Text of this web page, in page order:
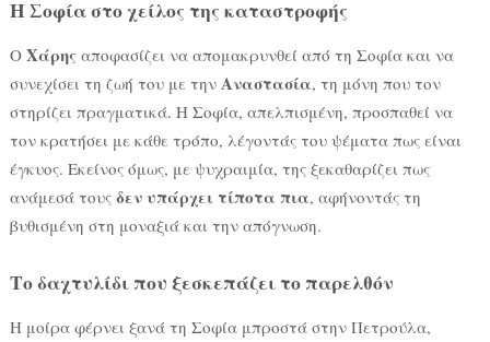
Η Σοφία στο χείλος της καταστροφής
Ο Χάρης αποφασίζει να απομακρυνθεί από τη Σοφία και να
συνεχίσει τη ζωή του με την Αναστασία, τη μόνη που τον
στηρίζει πραγματικά. Η Σοφία, απελπισμένη, προσπαθεί να
τον κρατήσει με κάθε τρόπο, λέγοντάς του ψέματα πως είναι
έγκυος. Εκείνος όμως, με ψυχραιμία, της ξεκαθαρίζει πως
ανάμεσά τους δεν υπάρχει τίποτα πια, αφήνοντάς τη
βυθισμένη στη μοναξιά και την απόγνωση.
Το δαχτυλίδι που ξεσκεπάζει το παρελθόν
Η μοίρα φέρνει ξανά τη Σοφία μπροστά στην Πετρούλα,